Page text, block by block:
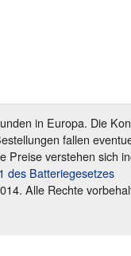
in Europa. Die
fallen
Preise verstehen sich
des Batteriegesetzes
Alle Rechte